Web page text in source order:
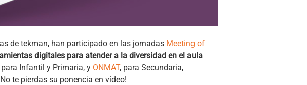
de tekman, han participado en las jornadas Meeting of
digitales para atender a la diversidad en el aula
para Infantil y Primaria, y ONMAT, para Secundaria,
te pierdas su ponencia en vídeo!